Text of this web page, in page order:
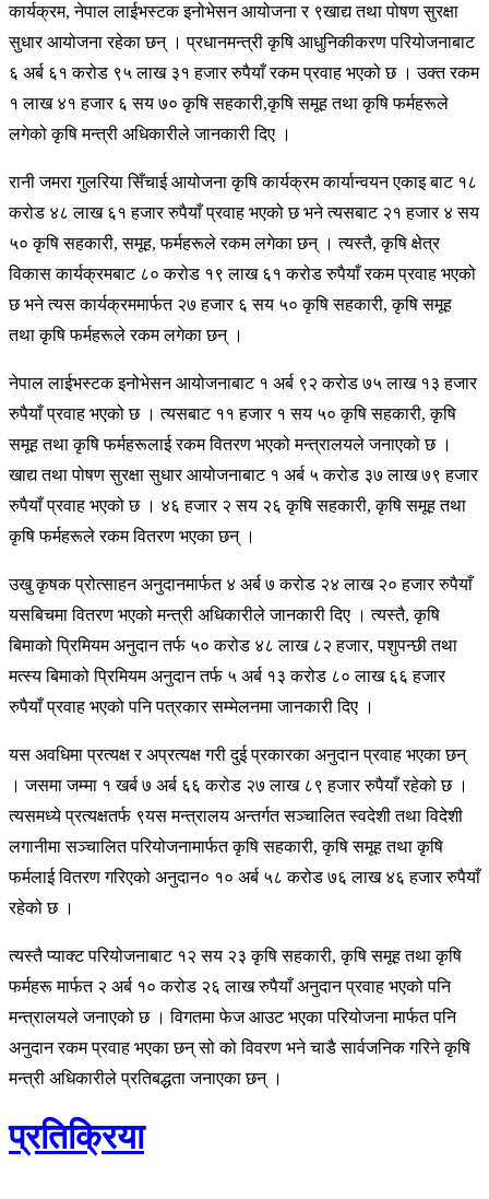
कार्यक्रम, नेपाल लाईभस्टक इनोभेसन आयोजना र ९खाद्य तथा पोषण सुरक्षा
सुधार आयोजना रहेका छन् । प्रधानमन्त्री कृषि आधुनिकीकरण परियोजनाबाट
६ अर्ब ६१ करोड ९५ लाख ३१ हजार रुपैयाँ रकम प्रवाह भएको छ । उक्त रकम
१ लाख ४१ हजार ६ सय ७० कृषि सहकारी,कृषि समूह तथा कृषि फर्महरूले
लगेको कृषि मन्त्री अधिकारीले जानकारी दिए ।
रानी जमरा गुलरिया सिँचाई आयोजना कृषि कार्यक्रम कार्यान्वयन एकाइ बाट १८
करोड ४८ लाख ६१ हजार रुपैयाँ प्रवाह भएको छ भने त्यसबाट २१ हजार ४ सय
५० कृषि सहकारी, समूह, फर्महरूले रकम लगेका छन् । त्यस्तै, कृषि क्षेत्र
विकास कार्यक्रमबाट ८० करोड १९ लाख ६१ करोड रुपैयाँ रकम प्रवाह भएको
छ भने त्यस कार्यक्रममार्फत २७ हजार ६ सय ५० कृषि सहकारी, कृषि समूह
तथा कृषि फर्महरूले रकम लगेका छन् ।
नेपाल लाईभस्टक इनोभेसन आयोजनाबाट १ अर्ब ९२ करोड ७५ लाख १३ हजार
रुपैयाँ प्रवाह भएको छ । त्यसबाट ११ हजार १ सय ५० कृषि सहकारी, कृषि
समूह तथा कृषि फर्महरूलाई रकम वितरण भएको मन्त्रालयले जनाएको छ ।
खाद्य तथा पोषण सुरक्षा सुधार आयोजनाबाट १ अर्ब ५ करोड ३७ लाख ७९ हजार
रुपैयाँ प्रवाह भएको छ । ४६ हजार २ सय २६ कृषि सहकारी, कृषि समूह तथा
कृषि फर्महरूले रकम वितरण भएका छन् ।
उखु कृषक प्रोत्साहन अनुदानमार्फत ४ अर्ब ७ करोड २४ लाख २० हजार रुपैयाँ
यसबिचमा वितरण भएको मन्त्री अधिकारीले जानकारी दिए । त्यस्तै, कृषि
बिमाको प्रिमियम अनुदान तर्फ ५० करोड ४८ लाख ८२ हजार, पशुपन्छी तथा
मत्स्य बिमाको प्रिमियम अनुदान तर्फ ५ अर्ब १३ करोड ८० लाख ६६ हजार
रुपैयाँ प्रवाह भएको पनि पत्रकार सम्मेलनमा जानकारी दिए ।
यस अवधिमा प्रत्यक्ष र अप्रत्यक्ष गरी दुई प्रकारका अनुदान प्रवाह भएका छन्
। जसमा जम्मा १ खर्ब ७ अर्ब ६६ करोड २७ लाख ८९ हजार रुपैयाँ रहेको छ ।
त्यसमध्ये प्रत्यक्षतर्फ ९यस मन्त्रालय अन्तर्गत सञ्चालित स्वदेशी तथा विदेशी
लगानीमा सञ्चालित परियोजनामार्फत कृषि सहकारी, कृषि समूह तथा कृषि
फर्मलाई वितरण गरिएको अनुदान० १० अर्ब ५८ करोड ७६ लाख ४६ हजार रुपैयाँ
रहेको छ ।
त्यस्तै प्याक्ट परियोजनाबाट १२ सय २३ कृषि सहकारी, कृषि समूह तथा कृषि
फर्महरू मार्फत २ अर्ब १० करोड २६ लाख रुपैयाँ अनुदान प्रवाह भएको पनि
मन्त्रालयले जनाएको छ । विगतमा फेज आउट भएका परियोजना मार्फत पनि
अनुदान रकम प्रवाह भएका छन् सो को विवरण भने चाडै सार्वजनिक गरिने कृषि
मन्त्री अधिकारीले प्रतिबद्धता जनाएका छन् ।
प्रतिक्रिया